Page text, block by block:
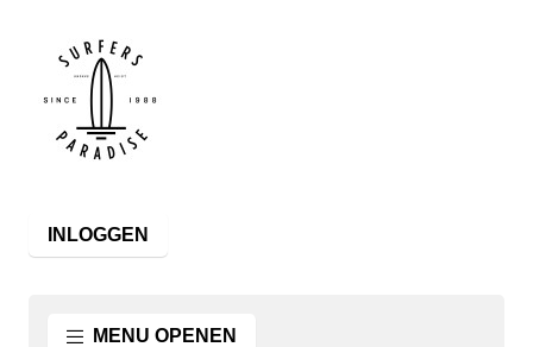
INLOGGEN
MENU OPENEN